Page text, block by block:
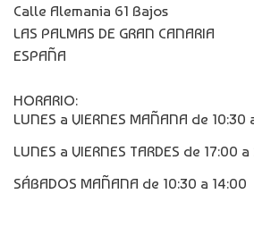
Calle Alemania 61 Bajos
LAS PALMAS DE GRAN CANARIA
ESPAÑA
HORARIO:
LUNES a VIERNES MAÑANA de 10:30
LUNES a VIERNES TARDES de 17:00
SÁBADOS MAÑANA de 10:30 a 14:00